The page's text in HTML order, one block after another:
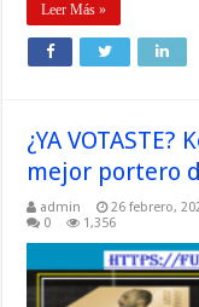
Leer Más »
¿YA
mejor portero
admin 26 febrero,
0
1,356